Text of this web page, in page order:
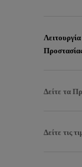
Δείτε τα
Δείτε τις